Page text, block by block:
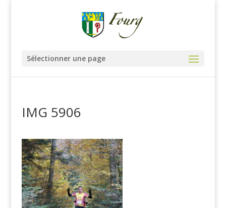
Sélectionner une page
IMG 5906